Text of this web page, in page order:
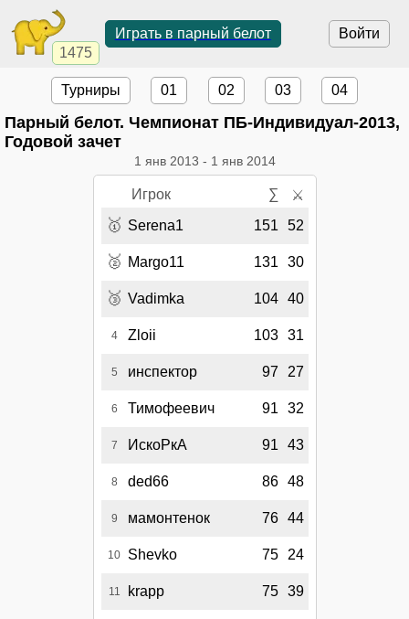
1475
Войти
Играть в парный белот
Турниры 01 02 03 04
Парный белот. Чемпионат ПБ-Индивидуал-2013,
Годовой зачет
1 янв 2013 - 1 янв 2014
Игрок ∑ ⚔
🥇 Serena1 151 52
🥈 Margo11 131 30
🥉 Vadimka 104 40
4 Zloii 103 31
5 инспектор 97 27
6 Тимофеевич 91 32
7 ИскоРкА 91 43
8 ded66 86 48
9 мамонтенок 76 44
10 Shevko 75 24
11 krapp 75 39